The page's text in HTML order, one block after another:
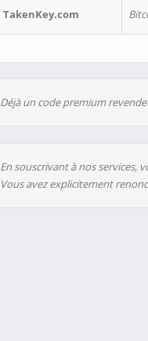
TakenKey.com
Déjà un code premium
En souscrivant à nos services,
Vous avez explicitement